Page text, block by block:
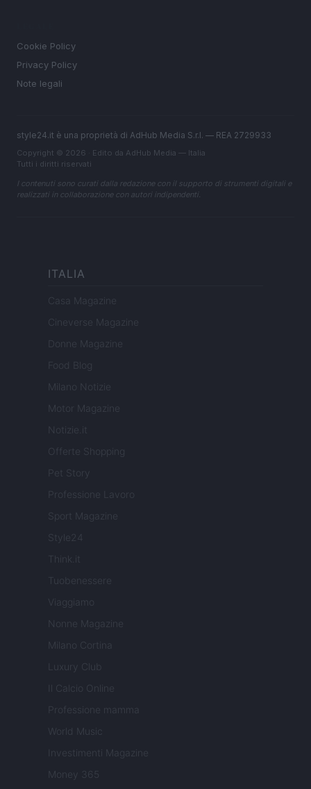
Cookie Policy
Privacy Policy
Note legali
style24.it è una proprietà di AdHub Media S.r.l. — REA 2729933
Copyright © 2026 · Edito da AdHub Media — Italia
Tutti i diritti riservati
I contenuti sono curati dalla redazione con il supporto di strumenti digitali e
realizzati in collaborazione con autori indipendenti.
ITALIA
Casa Magazine
Cineverse Magazine
Donne Magazine
Food Blog
Milano Notizie
Motor Magazine
Notizie.it
Offerte Shopping
Pet Story
Professione Lavoro
Sport Magazine
Style24
Think.it
Tuobenessere
Viaggiamo
Nonne Magazine
Milano Cortina
Luxury Club
Il Calcio Online
Professione mamma
World Music
Investimenti Magazine
Money 365